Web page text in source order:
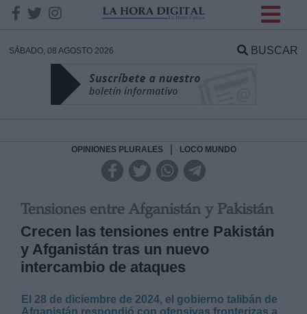
SÁBADO, 08 AGOSTO 2026 BUSCAR
OPINIONES PLURALES LOCO MUNDO
Tensiones entre Afganistán y Pakistán
Crecen las tensiones entre Pakistán
y Afganistán tras un nuevo
intercambio de ataques
El 28 de diciembre de 2024, el gobierno talibán de
Afganistán respondió con ofensivas fronterizas a
DATOS
Responsable:
Legitimación: